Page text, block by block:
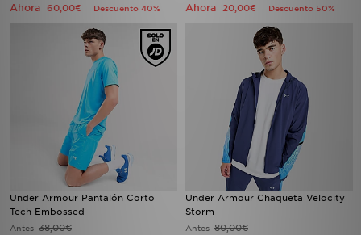
Ahora 60,00€ Descuento 40% Ahora 20,00€ Descuento 50%
Under Armour Pantalón Corto
Tech Embossed
Antes38,00€
Under Armour Chaqueta Velocity
Storm
Antes80,00€